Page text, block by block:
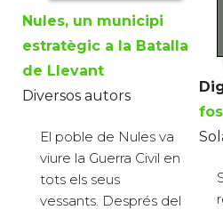
Nules, un municipi
estratègic a la Batalla
de Llevant
Diversos autors
El poble de Nules va
viure la Guerra Civil en
tots els seus
vessants. Després del